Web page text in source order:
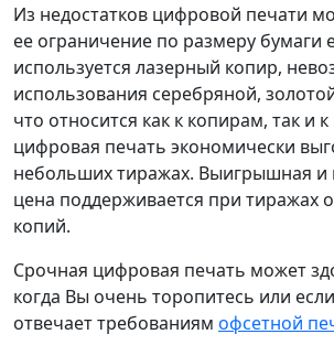
Из недостатков цифровой печати
ее ограничение по размеру бумаги
используется лазерный копир,
использования серебряной,
что относится как к копирам, так и
цифровая печать экономически
небольших тиражах. Выигрышная и
цена поддерживается при тиражах
копий.
Срочная цифровая печать может
когда Вы очень торопитесь или
отвечает требованиям офсетной